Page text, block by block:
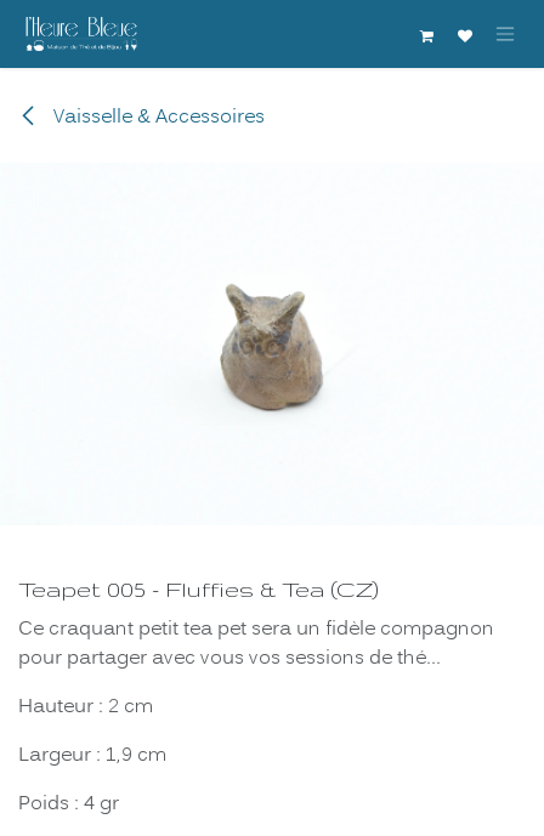
Se rendre au contenu
Vaisselle & Accessoires
Teapet 005 - Fluffies & Tea (CZ)
Ce craquant petit tea pet sera un fidèle compagnon
pour partager avec vous vos sessions de thé...
Hauteur : 2 cm
Largeur : 1,9 cm
Poids : 4 gr